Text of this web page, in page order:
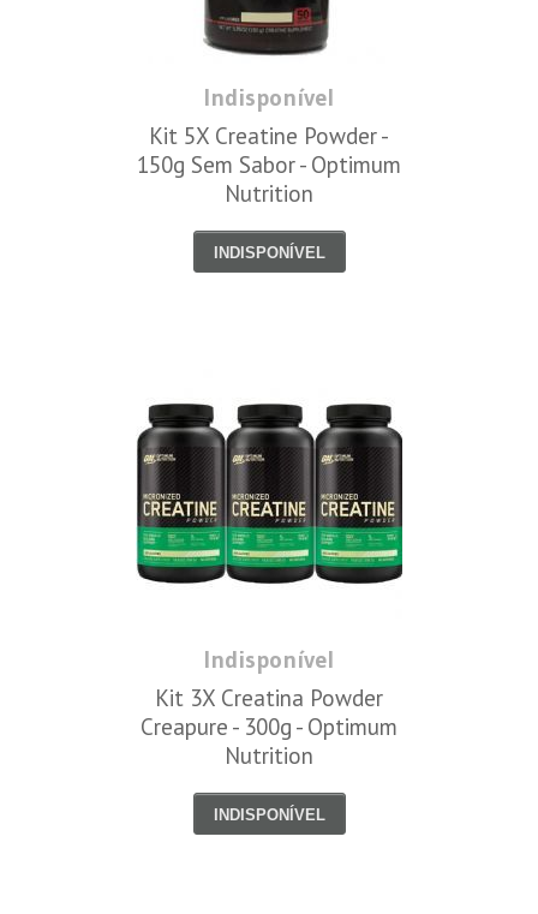
Indisponível
Kit 5X Creatine Powder -
150g Sem Sabor - Optimum
Nutrition
INDISPONÍVEL
Indisponível
Kit 3X Creatina Powder
Creapure - 300g - Optimum
Nutrition
INDISPONÍVEL